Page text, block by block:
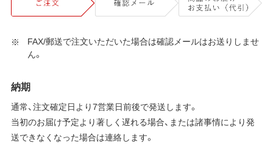
FAX/郵送で注文いただいた場合は確認メールはお送りしませ
ん。
納期
通常、注文確定日より7営業日前後で発送します。
当初のお届け予定より著しく遅れる場合、または諸事情により発
送できなくなった場合は連絡します。